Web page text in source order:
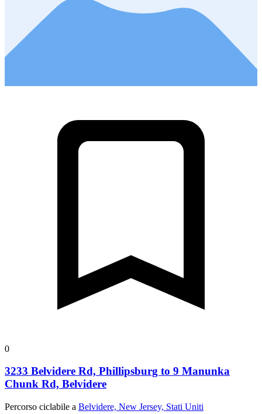
0
3233 Belvidere Rd, Phillipsburg to 9 Manunka
Chunk Rd, Belvidere
Percorso ciclabile a Belvidere, New Jersey, Stati Uniti